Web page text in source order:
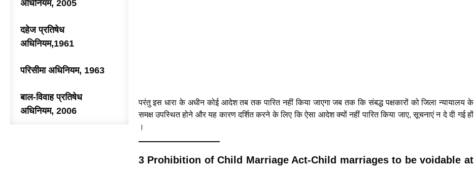
अधिनियम, 2005
दहेज प्रतिषेध
अधिनियम,1961
परिसीमा अधिनियम, 1963
बाल-विवाह प्रतिषेध
अधिनियम, 2006
परंतु इस धारा के अधीन कोई आदेश तब तक पारित नहीं किया जाएगा जब तक कि संबद्ध पक्षकारों को जिला न्यायालय के
समक्ष उपस्थित होने और यह कारण दर्शित करने के लिए कि ऐसा आदेश क्यों नहीं पारित किया जाए, सूचनाएं न दे दी गई हों
।
3 Prohibition of Child Marriage Act-Child marriages to be voidable at